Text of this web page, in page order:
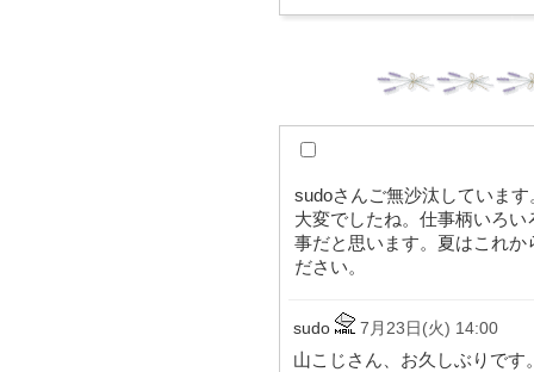
sudoさんご無沙汰していま
大変でしたね。仕事柄いろ
事だと思います。夏はこれ
ださい。
sudo 7月23日(火) 14:00
山こじさん、お久しぶりです